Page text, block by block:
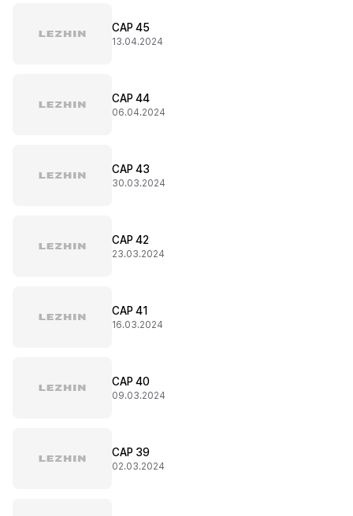
CAP 45
13.04.2024
CAP 44
06.04.2024
CAP 43
30.03.2024
CAP 42
23.03.2024
CAP 41
16.03.2024
CAP 40
09.03.2024
CAP 39
02.03.2024